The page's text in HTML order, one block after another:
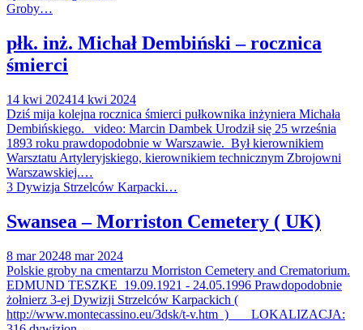
Groby…
płk. inż. Michał Dembiński – rocznica
śmierci
14 kwi 202414 kwi 2024
Dziś mija kolejna rocznica śmierci pułkownika inżyniera Michała
Dembińskiego. video: Marcin Dambek Urodził się 25 września
1893 roku prawdopodobnie w Warszawie. Był kierownikiem
Warsztatu Artyleryjskiego, kierownikiem technicznym Zbrojowni
Warszawskiej.…
3 Dywizja Strzelców Karpacki…
Swansea – Morriston Cemetery ( UK)
8 mar 20248 mar 2024
Polskie groby na cmentarzu Morriston Cemetery and Crematorium.
EDMUND TESZKE 19.09.1921 - 24.05.1996 Prawdopodobnie
żołnierz 3-ej Dywizji Strzelców Karpackich (
http://www.montecassino.eu/3dsk/t-v.htm ) LOKALIZACJA: